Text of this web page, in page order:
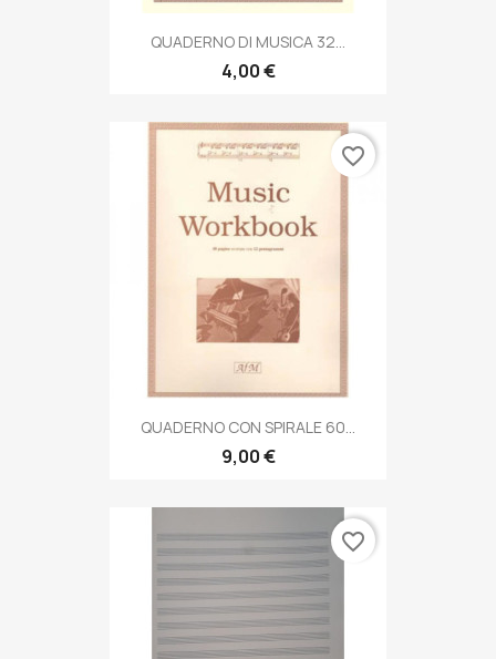
QUADERNO DI MUSICA 32...
4,00 €
QUADERNO CON SPIRALE 60...
9,00 €
favorite_border
favorite_border